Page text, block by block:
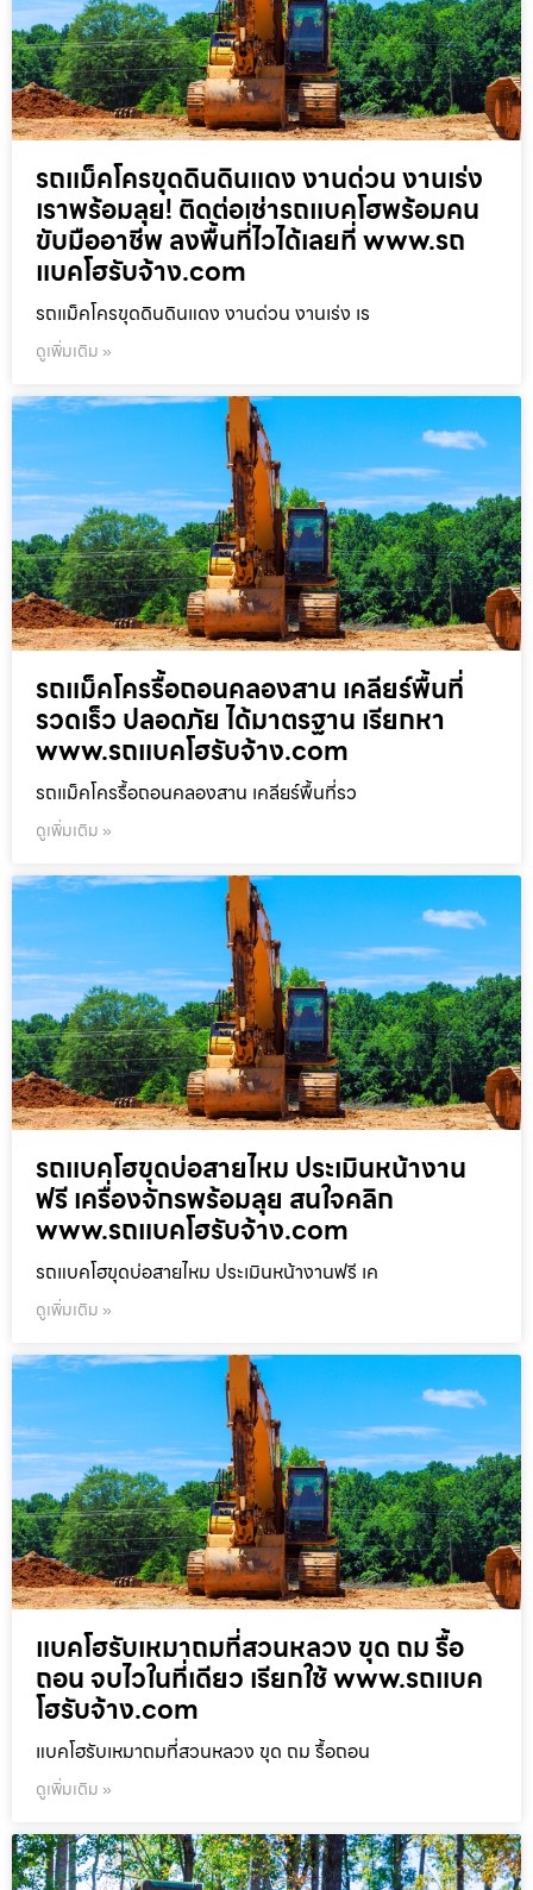
รถแม็คโครขุดดินดินแดง งานด่วน งานเร่ง
เราพร้อมลุย! ติดต่อเช่ารถแบคโฮพร้อมคน
ขับมืออาชีพ ลงพื้นที่ไวได้เลยที่ www.รถ
แบคโฮรับจ้าง.com
รถแม็คโครขุดดินดินแดง งานด่วน งานเร่ง เร
ดูเพิ่มเติม »
รถแม็คโครรื้อถอนคลองสาน เคลียร์พื้นที่
รวดเร็ว ปลอดภัย ได้มาตรฐาน เรียกหา
www.รถแบคโฮรับจ้าง.com
รถแม็คโครรื้อถอนคลองสาน เคลียร์พื้นที่รว
ดูเพิ่มเติม »
รถแบคโฮขุดบ่อสายไหม ประเมินหน้างาน
ฟรี เครื่องจักรพร้อมลุย สนใจคลิก
www.รถแบคโฮรับจ้าง.com
รถแบคโฮขุดบ่อสายไหม ประเมินหน้างานฟรี เค
ดูเพิ่มเติม »
แบคโฮรับเหมาถมที่สวนหลวง ขุด ถม รื้อ
ถอน จบไวในที่เดียว เรียกใช้ www.รถแบค
โฮรับจ้าง.com
แบคโฮรับเหมาถมที่สวนหลวง ขุด ถม รื้อถอน
ดูเพิ่มเติม »